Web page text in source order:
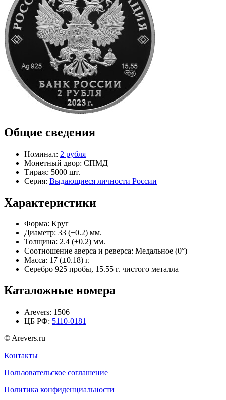
Общие сведения
Номинал: 2 рубля
Монетный двор: СПМД
Тираж: 5000 шт.
Серия: Выдающиеся личности России
Характеристики
Форма: Круг
Диаметр: 33 (±0.2) мм.
Толщина: 2.4 (±0.2) мм.
Соотношение аверса и реверса: Медальное (0°)
Масса: 17 (±0.18) г.
Серебро 925 пробы, 15.55 г. чистого металла
Каталожные номера
Arevers: 1506
ЦБ РФ: 5110-0181
© Arevers.ru
Контакты
Пользовательское соглашение
Политика конфиденциальности